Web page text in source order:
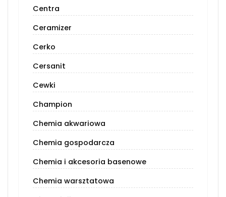
Centra
Ceramizer
Cerko
Cersanit
Cewki
Champion
Chemia akwariowa
Chemia gospodarcza
Chemia i akcesoria basenowe
Chemia warsztatowa